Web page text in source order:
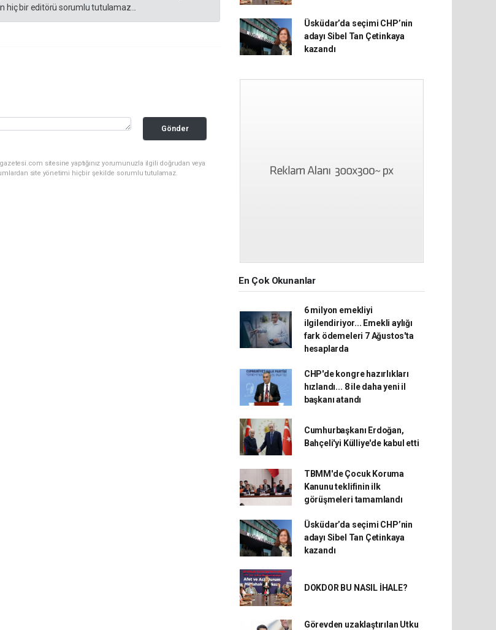
bir editörü sorumlu tutulamaz...
Gönder
sitesine yaptığınız yorumunuzla ilgili doğrudan veya
site yönetimi hiçbir şekilde sorumlu tutulamaz.
Üsküdar’da seçimi CHP’nin
adayı Sibel Tan Çetinkaya
kazandı
En Çok Okunanlar
6 milyon emekliyi
ilgilendiriyor... Emekli aylığı
fark ödemeleri 7 Ağustos'ta
hesaplarda
CHP'de kongre hazırlıkları
hızlandı... 8 ile daha yeni il
başkanı atandı
Cumhurbaşkanı Erdoğan,
Bahçeli'yi Külliye'de kabul etti
TBMM'de Çocuk Koruma
Kanunu teklifinin ilk
görüşmeleri tamamlandı
Üsküdar’da seçimi CHP’nin
adayı Sibel Tan Çetinkaya
kazandı
DOKDOR BU NASIL İHALE?
Görevden uzaklaştırılan Utku